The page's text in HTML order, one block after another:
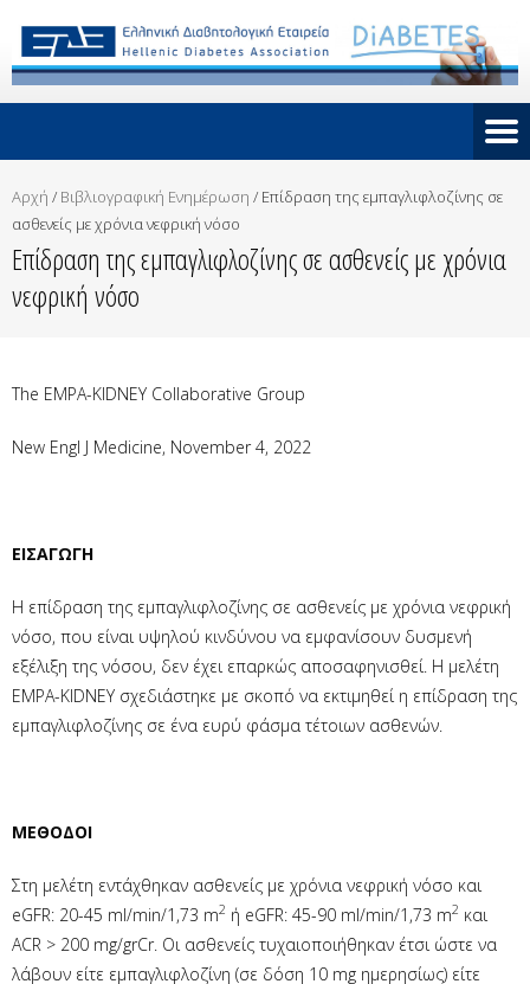
Αρχή / Βιβλιογραφική Ενημέρωση / Eπίδραση της εμπαγλιφλοζίνης σε
ασθενείς με χρόνια νεφρική νόσο
Eπίδραση της εμπαγλιφλοζίνης σε ασθενείς με χρόνια
νεφρική νόσο
The EMPA-KIDNEY Collaborative Group
New Engl J Medicine, November 4, 2022
EIΣΑΓΩΓΗ
H επίδραση της εμπαγλιφλοζίνης σε ασθενείς με χρόνια νεφρική
νόσο, που είναι υψηλού κινδύνου να εμφανίσουν δυσμενή
εξέλιξη της νόσου, δεν έχει επαρκώς αποσαφηνισθεί. Η μελέτη
EMPA-KIDNEY σχεδιάστηκε με σκοπό να εκτιμηθεί η επίδραση της
εμπαγλιφλοζίνης σε ένα ευρύ φάσμα τέτοιων ασθενών.
ΜΕΘΟΔΟΙ
Στη μελέτη εντάχθηκαν ασθενείς με χρόνια νεφρική νόσο και
eGFR: 20-45 ml/min/1,73 m2 ή eGFR: 45-90 ml/min/1,73 m2 και
ACR > 200 mg/grCr. Οι ασθενείς τυχαιοποιήθηκαν έτσι ώστε να
λάβουν είτε εμπαγλιφλοζίνη (σε δόση 10 mg ημερησίως) είτε